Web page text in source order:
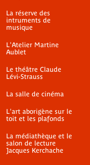
La réserve des
intruments de
musique
L'Atelier Martine
Aublet
Le théâtre Claude
Lévi-Strauss
La salle de cinéma
L'art aborigène sur le
toit et les plafonds
La médiathèque et le
salon de lecture
Jacques Kerchache